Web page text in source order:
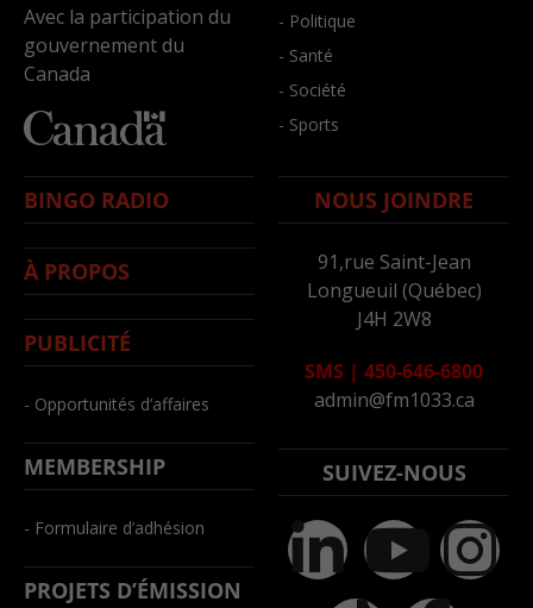
Avec la participation du
gouvernement du
Canada
- Politique
- Santé
- Société
- Sports
BINGO RADIO
À PROPOS
PUBLICITÉ
- Opportunités d’affaires
MEMBERSHIP
- Formulaire d’adhésion
PROJETS D’ÉMISSION
NOUS JOINDRE
91,rue Saint-Jean
Longueuil (Québec)
J4H 2W8
SMS | 450-646-6800
admin@fm1033.ca
SUIVEZ-NOUS